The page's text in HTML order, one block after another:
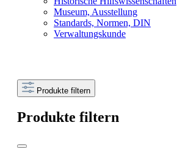
Museum, Ausstellung
Standards, Normen, DIN
Verwaltungskunde
Produkte filtern
Produkte filtern